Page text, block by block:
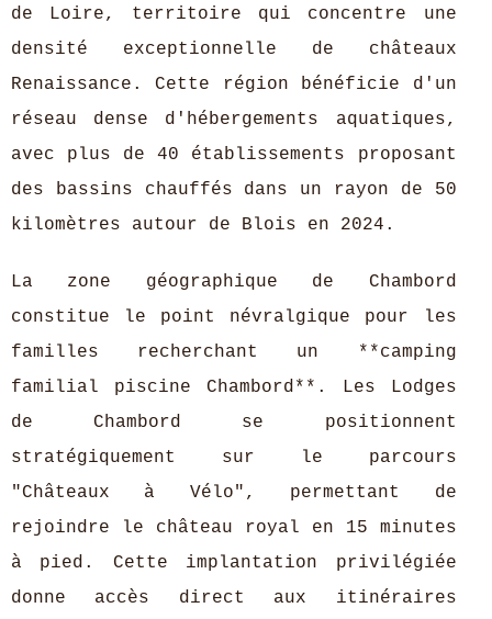
de Loire, territoire qui concentre une
densité exceptionnelle de châteaux
Renaissance. Cette région bénéficie d'un
réseau dense d'hébergements aquatiques,
avec plus de 40 établissements proposant
des bassins chauffés dans un rayon de 50
kilomètres autour de Blois en 2024.
La zone géographique de Chambord
constitue le point névralgique pour les
familles recherchant un **camping
familial piscine Chambord**. Les Lodges
de Chambord se positionnent
stratégiquement sur le parcours
"Châteaux à Vélo", permettant de
rejoindre le château royal en 15 minutes
à pied. Cette implantation privilégiée
donne accès direct aux itinéraires